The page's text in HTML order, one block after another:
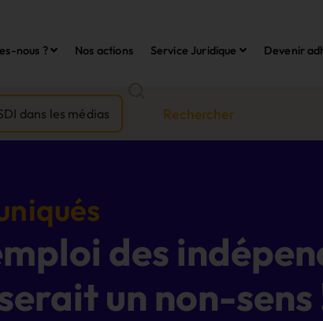
nous ? Nos actions Service Juridique Devenir
dans les médias
des
un non-sens